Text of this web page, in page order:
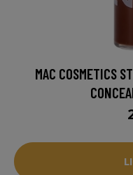
MAC COSMETICS